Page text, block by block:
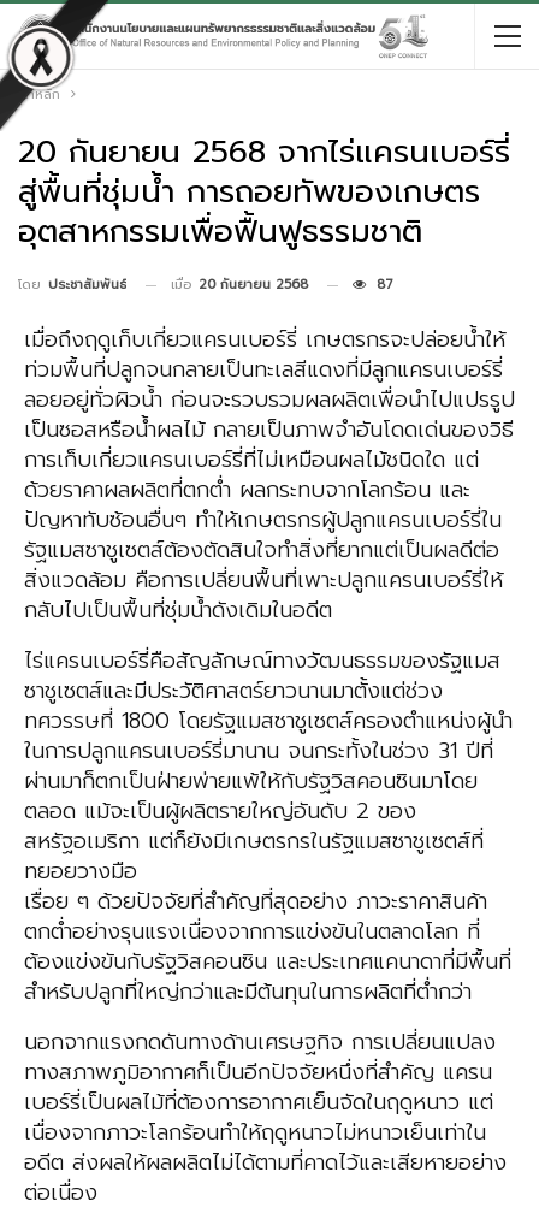
หน้าหลัก
20 กันยายน 2568 จากไร่แครนเบอร์รี่
สู่พื้นที่ชุ่มน้ำ การถอยทัพของเกษตร
อุตสาหกรรมเพื่อฟื้นฟูธรรมชาติ
โดย ประชาสัมพันธ์ เมื่อ 20 กันยายน 2568 87
เมื่อถึงฤดูเก็บเกี่ยวแครนเบอร์รี่ เกษตรกรจะปล่อยน้ำให้
ท่วมพื้นที่ปลูกจนกลายเป็นทะเลสีแดงที่มีลูกแครนเบอร์รี่
ลอยอยู่ทั่วผิวน้ำ ก่อนจะรวบรวมผลผลิตเพื่อนำไปแปรรูป
เป็นซอสหรือน้ำผลไม้ กลายเป็นภาพจำอันโดดเด่นของวิธี
การเก็บเกี่ยวแครนเบอร์รี่ที่ไม่เหมือนผลไม้ชนิดใด แต่
ด้วยราคาผลผลิตที่ตกต่ำ ผลกระทบจากโลกร้อน และ
ปัญหาทับซ้อนอื่นๆ ทำให้เกษตรกรผู้ปลูกแครนเบอร์รี่ใน
รัฐแมสซาชูเซตส์ต้องตัดสินใจทำสิ่งที่ยากแต่เป็นผลดีต่อ
สิ่งแวดล้อม คือการเปลี่ยนพื้นที่เพาะปลูกแครนเบอร์รี่ให้
กลับไปเป็นพื้นที่ชุ่มน้ำดังเดิมในอดีต
ไร่แครนเบอร์รี่คือสัญลักษณ์ทางวัฒนธรรมของรัฐแมส
ซาชูเซตส์และมีประวัติศาสตร์ยาวนานมาตั้งแต่ช่วง
ทศวรรษที่ 1800 โดยรัฐแมสซาชูเซตส์ครองตำแหน่งผู้นำ
ในการปลูกแครนเบอร์รี่มานาน จนกระทั้งในช่วง 31 ปีที่
ผ่านมาก็ตกเป็นฝ่ายพ่ายแพ้ให้กับรัฐวิสคอนซินมาโดย
ตลอด แม้จะเป็นผู้ผลิตรายใหญ่อันดับ 2 ของ
สหรัฐอเมริกา แต่ก็ยังมีเกษตรกรในรัฐแมสซาชูเซตส์ที่
ทยอยวางมือ
เรื่อย ๆ ด้วยปัจจัยที่สำคัญที่สุดอย่าง ภาวะราคาสินค้า
ตกต่ำอย่างรุนแรงเนื่องจากการแข่งขันในตลาดโลก ที่
ต้องแข่งขันกับรัฐวิสคอนซิน และประเทศแคนาดาที่มีพื้นที่
สำหรับปลูกที่ใหญ่กว่าและมีต้นทุนในการผลิตที่ต่ำกว่า
นอกจากแรงกดดันทางด้านเศรษฐกิจ การเปลี่ยนแปลง
ทางสภาพภูมิอากาศก็เป็นอีกปัจจัยหนึ่งที่สำคัญ แครน
เบอร์รี่เป็นผลไม้ที่ต้องการอากาศเย็นจัดในฤดูหนาว แต่
เนื่องจากภาวะโลกร้อนทำให้ฤดูหนาวไม่หนาวเย็นเท่าใน
อดีต ส่งผลให้ผลผลิตไม่ได้ตามที่คาดไว้และเสียหายอย่าง
ต่อเนื่อง